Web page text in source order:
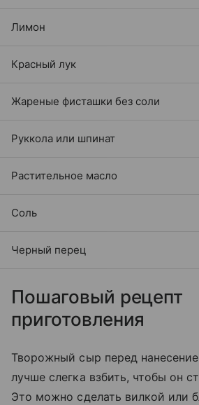
Лимон
Красный лук
Жареные фисташки без соли
Руккола или шпинат
Растительное масло
Соль
Черный перец
Пошаговый рецепт
приготовления
Творожный сыр перед
лучше слегка взбить, чтобы он
Это можно сделать вилкой или